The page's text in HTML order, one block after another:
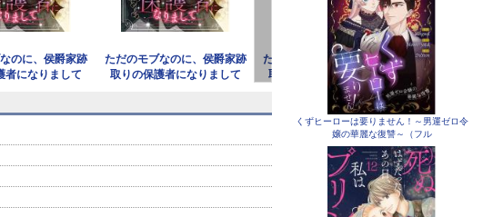
のに、侯爵家跡
者になりまして
ただのモブなのに、侯爵家跡
取りの保護者になりまして
ただのモブなのに、侯爵家跡
取りの保護者になりまして
（フルカラ
ただのモブな
取りの保護
くずヒーローは要りません！～男運ゼロ令
嬢の華麗な復讐～（フル